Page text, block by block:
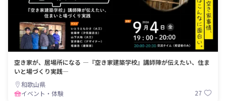
空き家が、居場所になる ―『空き家建築学校』講師陣が伝えたい、住ま
いと場づくり実践―
和歌山県
イベント・体験
27